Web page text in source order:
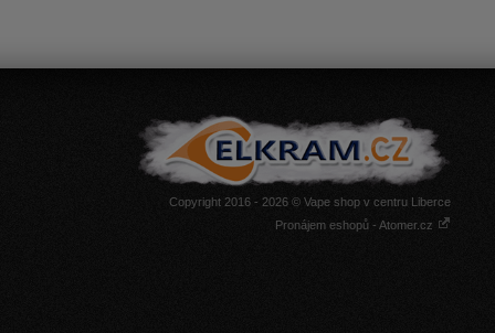
Copyright 2016 - 2026 © Vape shop v centru Liberce
Pronájem eshopů - Atomer.cz